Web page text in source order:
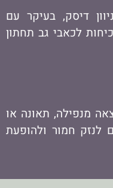
דיסק, בעיקר עם
לכאבי גב תחתון
מנפילה, תאונה או
לנזק חמור ולהופעת